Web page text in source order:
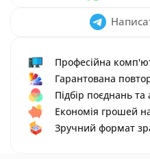
Професійна
Гарантована
Підбір поєднань та
Економія грошей
Зручний формат